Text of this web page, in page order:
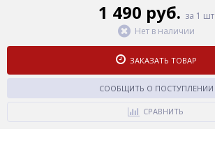
1 490 руб. за 1 шт
Нет в наличии
ЗАКАЗАТЬ ТОВАР
СООБЩИТЬ О ПОСТУПЛЕНИИ
СРАВНИТЬ